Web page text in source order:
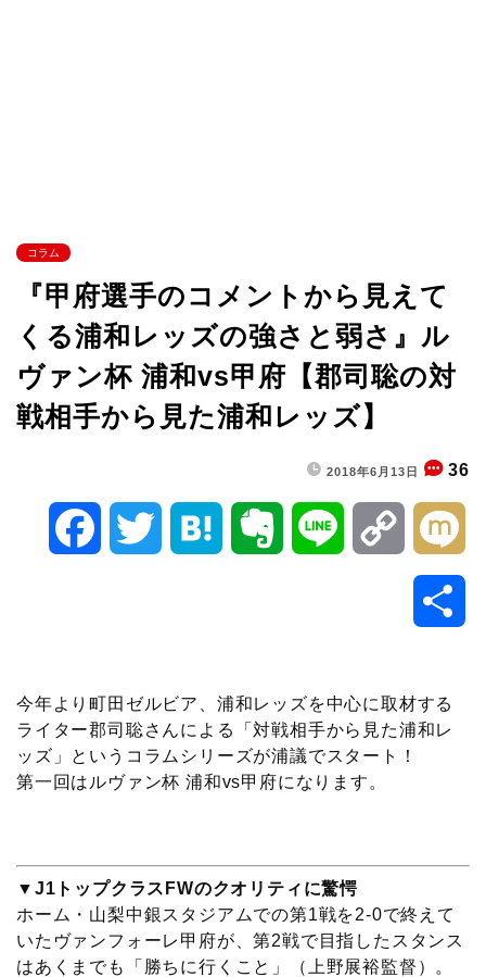
コラム
『甲府選手のコメントから見えて
くる浦和レッズの強さと弱さ』ル
ヴァン杯 浦和vs甲府【郡司聡の対
戦相手から見た浦和レッズ】
2018年6月13日 36
b
o
k
t
e
n
a
n
o
e
o
L
今年より町田ゼルビア、浦和レッズを中心に取材する
ライター郡司聡さんによる「対戦相手から見た浦和レ
ッズ」というコラムシリーズが浦議でスタート！
第一回はルヴァン杯 浦和vs甲府になります。
▼J1トップクラスFWのクオリティに驚愕
ホーム・山梨中銀スタジアムでの第1戦を2-0で終えて
いたヴァンフォーレ甲府が、第2戦で目指したスタンス
はあくまでも「勝ちに行くこと」（上野展裕監督）。